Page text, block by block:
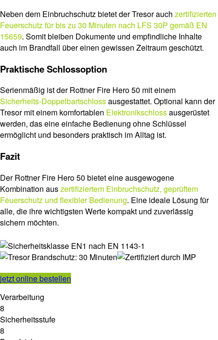
Neben dem Einbruchschutz bietet der Tresor auch zertifizierten
Feuerschutz für bis zu 30 Minuten nach LFS 30P gemäß EN
15659. Somit bleiben Dokumente und empfindliche Inhalte
auch im Brandfall über einen gewissen Zeitraum geschützt.
Praktische Schlossoption
Serienmäßig ist der Rottner Fire Hero 50 mit einem
Sicherheits-Doppelbartschlossausgestattet. Optional kann der
Tresor mit einem komfortablen Elektronikschlossausgerüstet
werden, das eine einfache Bedienung ohne Schlüssel
ermöglicht und besonders praktisch im Alltag ist.
Fazit
Der Rottner Fire Hero 50 bietet eine ausgewogene
Kombination auszertifiziertem Einbruchschutz, geprüftem
Feuerschutz und flexibler Bedienung. Eine ideale Lösung für
alle, die ihre wichtigsten Werte kompakt und zuverlässig
sichern möchten.
jetzt online bestellen
Verarbeitung
8
Sicherheitsstufe
8